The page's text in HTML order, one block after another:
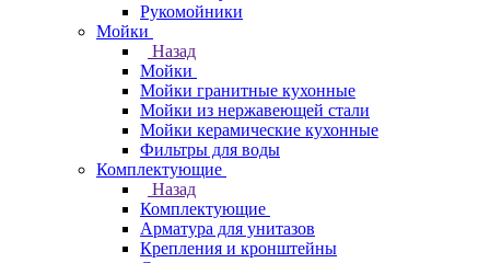
Рукомойники
Мойки
Назад
Мойки
Мойки гранитные кухонные
Мойки из нержавеющей стали
Мойки керамические кухонные
Фильтры для воды
Комплектующие
Назад
Комплектующие
Арматура для унитазов
Крепления и кронштейны